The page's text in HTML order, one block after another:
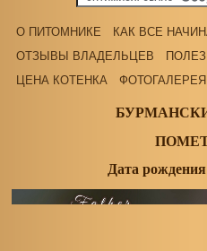
О ПИТОМНИКЕ
КАК ВСЕ
ОТЗЫВЫ ВЛАДЕЛЬЦЕВ
ЦЕНА КОТЕНКА
ФОТОГАЛЕРЕЯ
Дата